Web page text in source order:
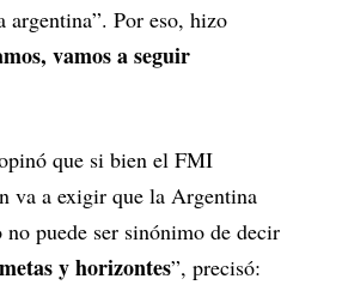
argentina”. Por eso, hizo
vamos a seguir
que si bien el FMI
va a exigir que la Argentina
puede ser sinónimo de decir
y horizontes”, precisó: